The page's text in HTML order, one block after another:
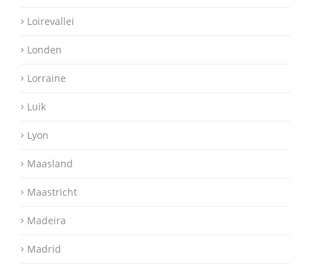
Loirevallei
Londen
Lorraine
Luik
Lyon
Maasland
Maastricht
Madeira
Madrid